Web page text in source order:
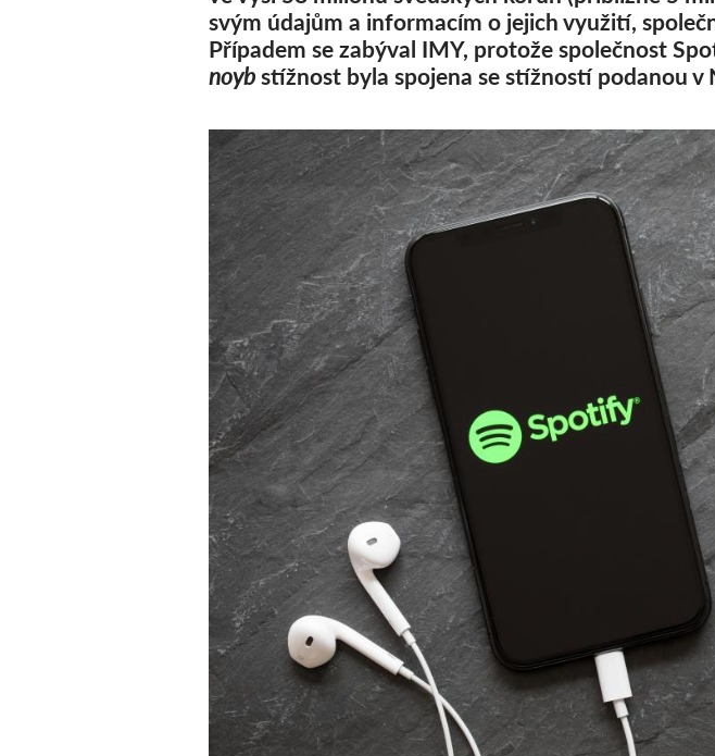
svým údajům a informacím o jejich využití,
Případem se zabýval IMY, protože společnost
noybstížnost byla spojena se stížností podanou v